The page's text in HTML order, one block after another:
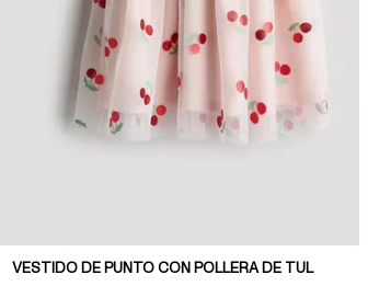
VESTIDO DE PUNTO CON POLLERA DE TUL